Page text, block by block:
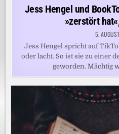
in
Jess Hengel und
»zerstört
5.
Jess Hengel spricht auf
oder lacht. So ist sie zu einer
geworden. Mächtig